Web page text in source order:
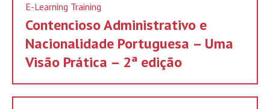
E-Learning Training
Contencioso Administrativo e
Nacionalidade Portuguesa – Uma
Visão Prática – 2ª edição